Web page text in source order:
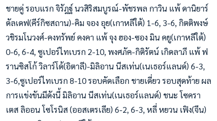
ชายคู่ รอบแรก จิรัฎฐ์ นวสิริสมบูรณ์-พัชรพล กาวิน แพ้ ดานิยาร์
ดัลเดฟ(คีร์กิซสถาน)-คิม จอง อุย(เกาหลีใต้) 1-6, 3-6, กิตติพงษ์
วชิรมโนวงศ์-คงทรัพย์ คงคา แพ้ จุง ฮอง-ซอง มิน คยู(เกาหลีใต้)
0-6, 6-4, ซูเปอร์ไทเบรก 2-10, พงศภัค-กิติรัตน์ เกิดลาภี แพ้ ฟ
รานซิสโก้ วิลาร์โด้(อิตาลี)-มิลิอาน นีสเท่น(เนเธอร์แลนด์) 6-3,
3-6,ซูเปอร์ไทเบรก 8-10 รอบคัดเลือก ชายเดี่ยว รอบสุดท้าย ผล
การแข่งขันมีดังนี้ มิลิอาน นีสเท่น(เนเธอร์แลนด์) ชนะ โซครา
เตส ลิออน โซโรนิส (ออสเตรเลีย) 6-2, 6-3, หลี่ หยวน เฟิง(จีน)